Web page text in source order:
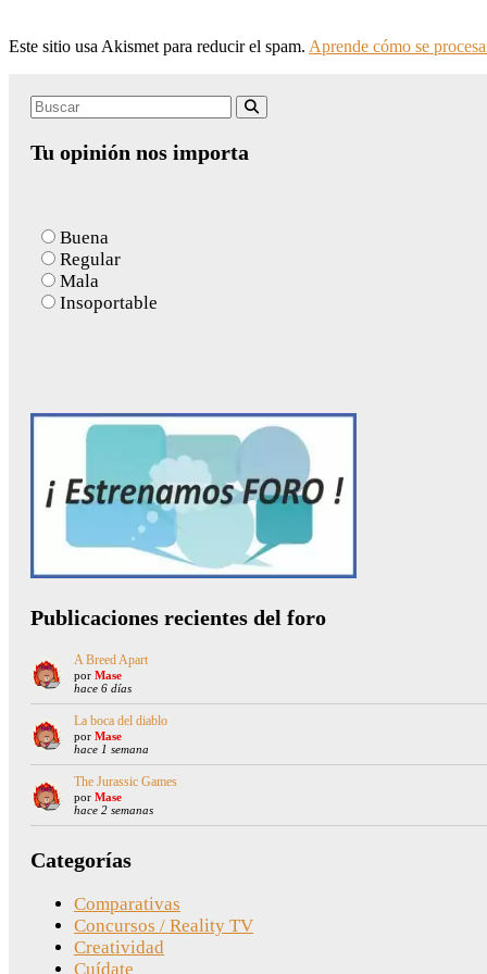
Este sitio usa Akismet para reducir el spam. Aprende cómo se
Search
Tu opinión nos importa
Buena
Regular
Mala
Insoportable
Publicaciones recientes del foro
A Breed Apart
por Mase
hace 6 días
La boca del diablo
por Mase
hace 1 semana
The Jurassic Games
por Mase
hace 2 semanas
Categorías
Comparativas
Concursos / Reality TV
Creatividad
Cuídate